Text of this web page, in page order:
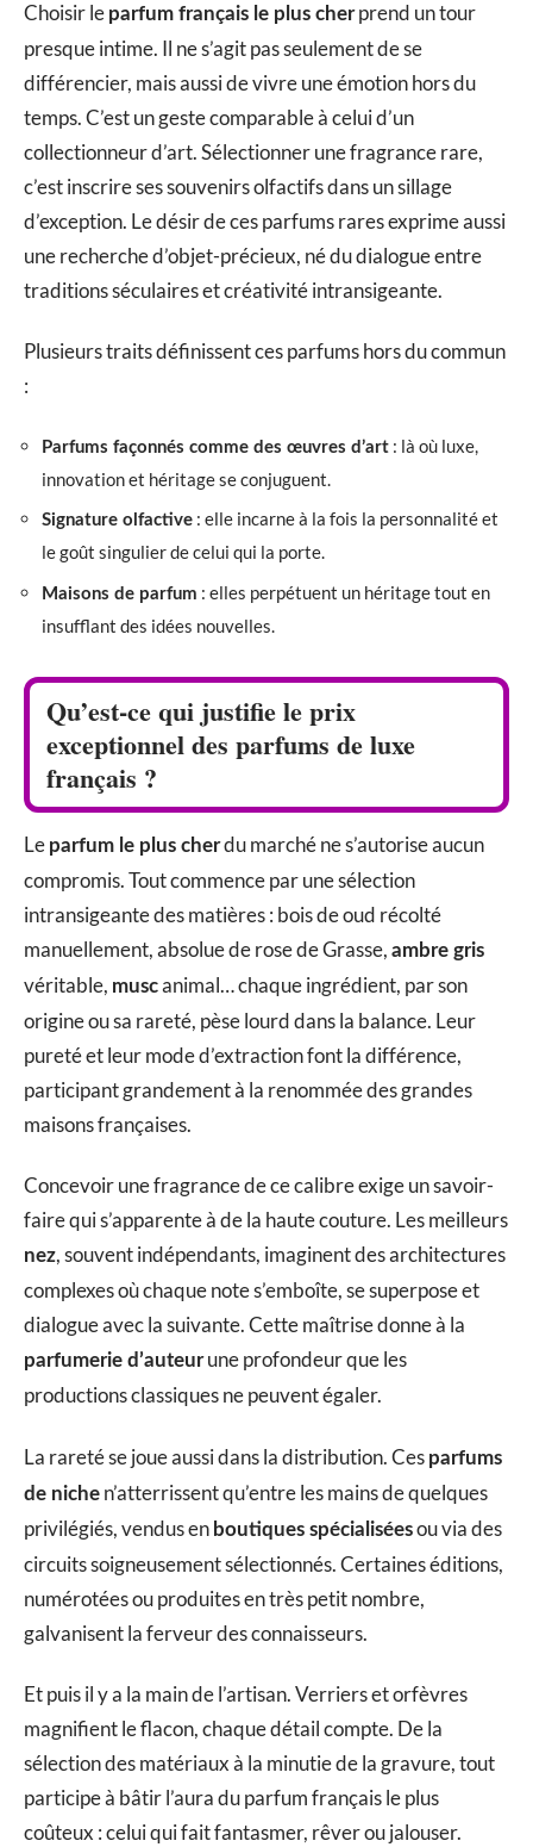
Choisir le parfum français le plus cherprend un tour
presque intime. Il ne s’agit pas seulement de se
différencier, mais aussi de vivre une émotion hors du
temps. C’est un geste comparable à celui d’un
collectionneur d’art. Sélectionner une fragrance rare,
c’est inscrire ses souvenirs olfactifs dans un sillage
d’exception. Le désir de ces parfums rares exprime aussi
une recherche d’objet-précieux, né du dialogue entre
traditions séculaires et créativité intransigeante.
Plusieurs traits définissent ces parfums hors du commun
:
Parfums façonnés comme des œuvres d’art : là où luxe,
innovation et héritage se conjuguent.
Signature olfactive : elle incarne à la fois la personnalité et
le goût singulier de celui qui la porte.
Maisons de parfum : elles perpétuent un héritage tout en
insufflant des idées nouvelles.
Qu’est-ce qui justifie le prix
exceptionnel des parfums de luxe
français ?
Le parfum le plus cherdu marché ne s’autorise aucun
compromis. Tout commence par une sélection
intransigeante des matières : bois de oud récolté
manuellement, absolue de rose de Grasse, ambre gris
véritable, muscanimal… chaque ingrédient, par son
origine ou sa rareté, pèse lourd dans la balance. Leur
pureté et leur mode d’extraction font la différence,
participant grandement à la renommée des grandes
maisons françaises.
Concevoir une fragrance de ce calibre exige un savoir-
faire qui s’apparente à de la haute couture. Les meilleurs
nez, souvent indépendants, imaginent des architectures
complexes où chaque note s’emboîte, se superpose et
dialogue avec la suivante. Cette maîtrise donne à la
parfumerie d’auteurune profondeur que les
productions classiques ne peuvent égaler.
La rareté se joue aussi dans la distribution. Ces parfums
de niche n’atterrissent qu’entre les mains de quelques
privilégiés, vendus en boutiques spécialiséesou via des
circuits soigneusement sélectionnés. Certaines éditions,
numérotées ou produites en très petit nombre,
galvanisent la ferveur des connaisseurs.
Et puis il y a la main de l’artisan. Verriers et orfèvres
magnifient le flacon, chaque détail compte. De la
sélection des matériaux à la minutie de la gravure, tout
participe à bâtir l’aura du parfum français le plus
coûteux : celui qui fait fantasmer, rêver ou jalouser.